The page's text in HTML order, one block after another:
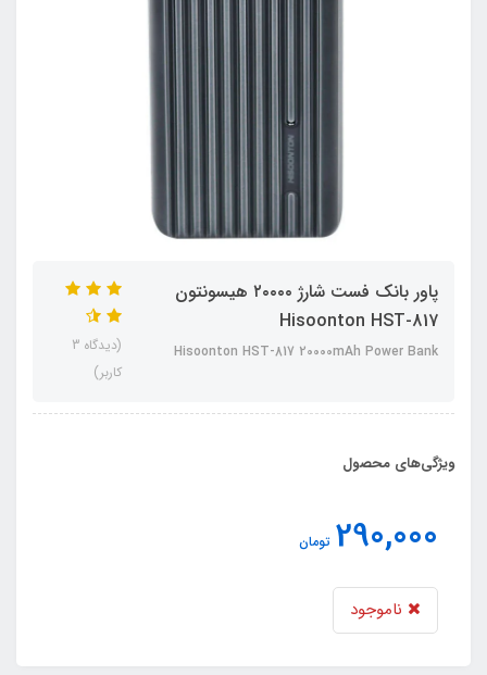
پاور بانک فست شارژ ۲۰۰۰۰ هیسونتون
Hisoonton HST-817
Hisoonton HST-817 20000mAh Power Bank
(دیدگاه 3
کاربر)
ویژگی‌های محصول
290,000 تومان
ناموجود